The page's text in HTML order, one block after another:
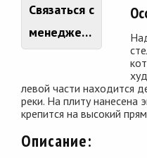
Связаться с
менеджером
левой части находится
реки. На плиту нанесена
крепится на высокий
Описание: